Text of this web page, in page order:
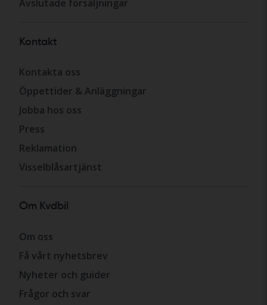
Avslutade försäljningar
Kontakt
Kontakta oss
Öppettider & Anläggningar
Jobba hos oss
Press
Reklamation
Visselblåsartjänst
Om Kvdbil
Om oss
Få vårt nyhetsbrev
Nyheter och guider
Frågor och svar